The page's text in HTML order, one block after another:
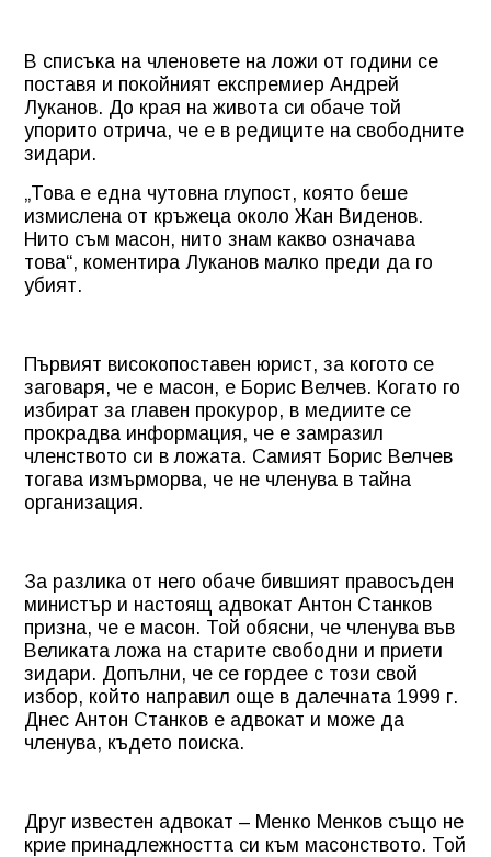
В списъка на членовете на ложи от години се
поставя и покойният експремиер Андрей
Луканов. До края на живота си обаче той
упорито отрича, че е в редиците на свободните
зидари.
„Това е една чутовна глупост, която беше
измислена от кръжеца около Жан Виденов.
Нито съм масон, нито знам какво означава
това“, коментира Луканов малко преди да го
убият.
Първият високопоставен юрист, за когото се
заговаря, че е масон, е Борис Велчев. Когато го
избират за главен прокурор, в медиите се
прокрадва информация, че е замразил
членството си в ложата. Самият Борис Велчев
тогава измърморва, че не членува в тайна
организация.
За разлика от него обаче бившият правосъден
министър и настоящ адвокат Антон Станков
призна, че е масон. Той обясни, че членува във
Великата ложа на старите свободни и приети
зидари. Допълни, че се гордее с този свой
избор, който направил още в далечната 1999 г.
Днес Антон Станков е адвокат и може да
членува, където поиска.
Друг известен адвокат – Менко Менков също не
крие принадлежността си към масонството. Той